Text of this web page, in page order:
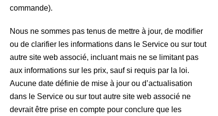
commande).
Nous ne sommes pas tenus de mettre à jour, de modifier
ou de clarifier les informations dans le Service ou sur tout
autre site web associé, incluant mais ne se limitant pas
aux informations sur les prix, sauf si requis par la loi.
Aucune date définie de mise à jour ou d’actualisation
dans le Service ou sur tout autre site web associé ne
devrait être prise en compte pour conclure que les